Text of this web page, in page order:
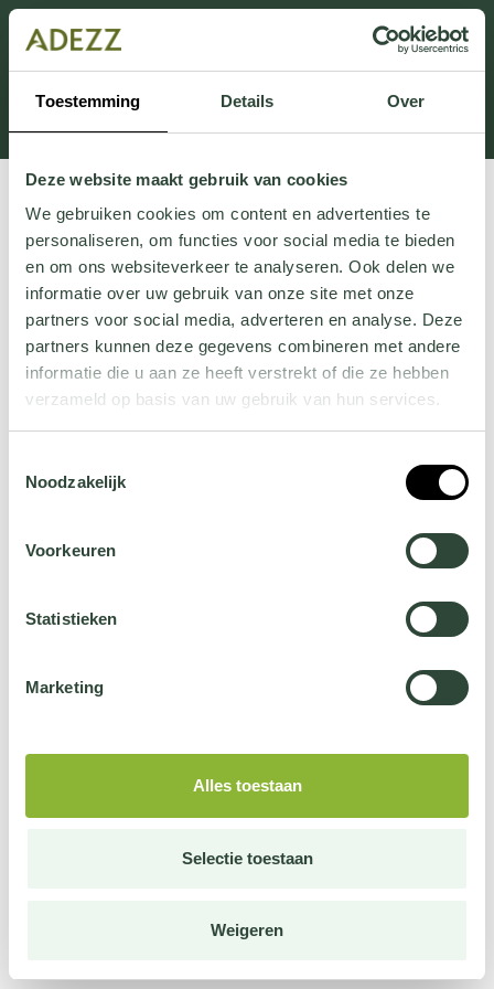
Toestemming Details Over
Deze website maakt gebruik van cookies
We gebruiken cookies om content en advertenties te
personaliseren, om functies voor social media te bieden
en om ons websiteverkeer te analyseren. Ook delen we
informatie over uw gebruik van onze site met onze
partners voor social media, adverteren en analyse. Deze
partners kunnen deze gegevens combineren met andere
informatie die u aan ze heeft verstrekt of die ze hebben
verzameld op basis van uw gebruik van hun services.
jehier.
Noodzakelijk
Voorkeuren
Statistieken
Marketing
Alles toestaan
Selectie toestaan
Weigeren
This section is currently under maintenance.
If you are missing information, you can call us at +31
413 745 423 or email us at